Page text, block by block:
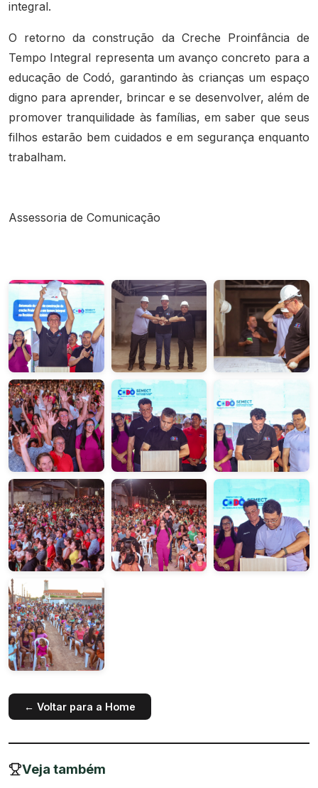
integral.
O retorno da construção da Creche Proinfância de
Tempo Integral representa um avanço concreto para a
educação de Codó, garantindo às crianças um espaço
digno para aprender, brincar e se desenvolver, além de
promover tranquilidade às famílias, em saber que seus
filhos estarão bem cuidados e em segurança enquanto
trabalham.
Assessoria de Comunicação
← Voltar para a Home
Veja também